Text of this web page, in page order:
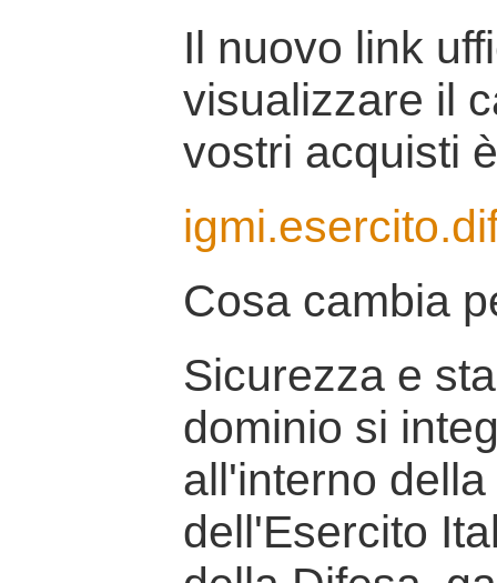
Il nuovo link
visualizzare il
vostri acquisti
Cosa cambia
Sicurezza e
dominio si
all'interno
dell'Esercito